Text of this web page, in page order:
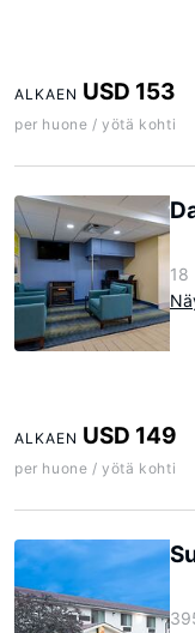
ALKAEN USD 153
per huone / yötä kohti
18
ALKAEN USD 149
per huone / yötä kohti